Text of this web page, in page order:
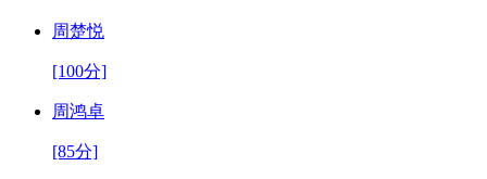
周楚悦
[100分]
周鸿卓
[85分]